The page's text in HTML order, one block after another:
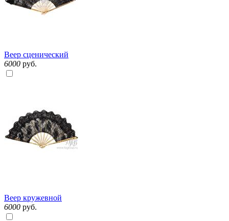
Веер сценический
6000 руб.
Веер кружевной
6000 руб.